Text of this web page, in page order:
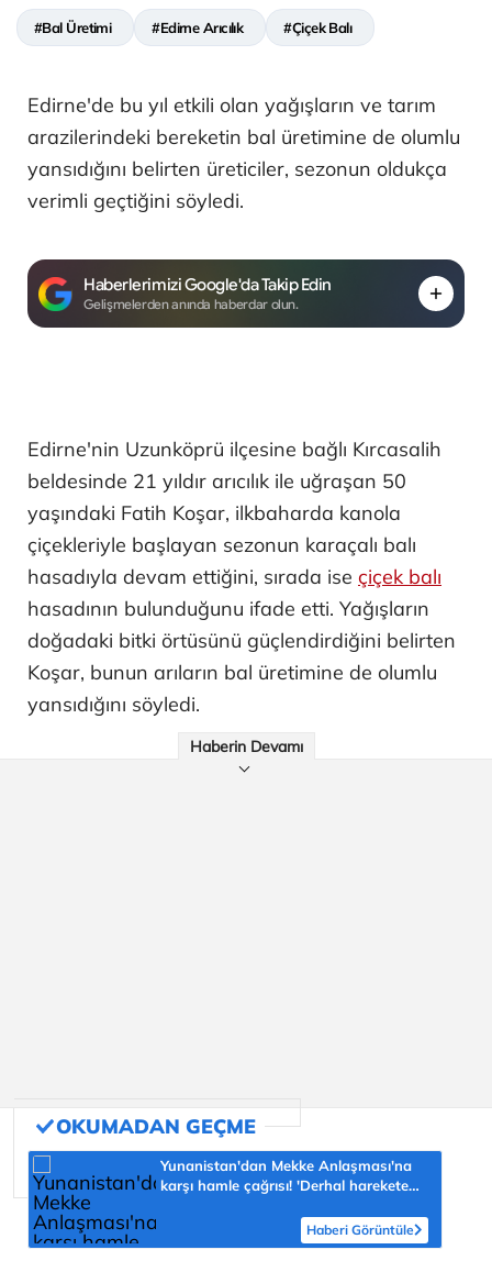
#Bal Üretimi #Edirne Arıcılık #Çiçek Balı
Edirne'de bu yıl etkili olan yağışların ve tarım
arazilerindeki bereketin bal üretimine de olumlu
yansıdığını belirten üreticiler, sezonun oldukça
verimli geçtiğini söyledi.
Haberlerimizi Google'da Takip Edin
Gelişmelerden anında haberdar olun.
Edirne'nin Uzunköprü ilçesine bağlı Kırcasalih
beldesinde 21 yıldır arıcılık ile uğraşan 50
yaşındaki Fatih Koşar, ilkbaharda kanola
çiçekleriyle başlayan sezonun karaçalı balı
hasadıyla devam ettiğini, sırada ise çiçek balı
hasadının bulunduğunu ifade etti. Yağışların
doğadaki bitki örtüsünü güçlendirdiğini belirten
Koşar, bunun arıların bal üretimine de olumlu
yansıdığını söyledi.
Haberin Devamı
Yunanistan'dan Mekke Anlaşması'na
karşı hamle çağrısı! 'Derhal harekete
Haberi Görüntüle